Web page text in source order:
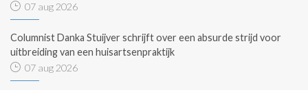
07 aug 2026
Columnist Danka Stuijver schrijft over een absurde strijd voor
uitbreiding van een huisartsenpraktijk
07 aug 2026